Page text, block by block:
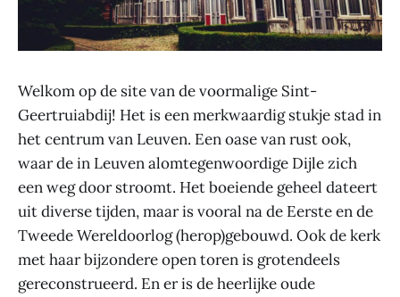
Welkom op de site van de voormalige Sint-
Geertruiabdij! Het is een merkwaardig stukje stad in
het centrum van Leuven. Een oase van rust ook,
waar de in Leuven alomtegenwoordige Dijle zich
een weg door stroomt. Het boeiende geheel dateert
uit diverse tijden, maar is vooral na de Eerste en de
Tweede Wereldoorlog (herop)gebouwd. Ook de kerk
met haar bijzondere open toren is grotendeels
gereconstrueerd. En er is de heerlijke oude